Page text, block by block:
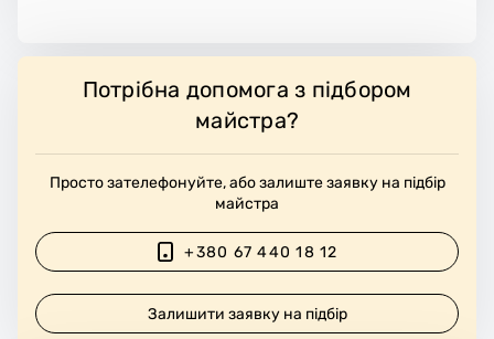
Потрібна допомога з підбором
майстра?
Просто зателефонуйте, або залиште заявку на підбір
майстра
+380 67 440 18 12
Залишити заявку на підбір